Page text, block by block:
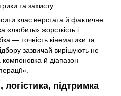
та захисту.
клас верстата й фактичне
«любить» жорсткість і
— точність кінематики та
зазвичай вирішують не
й діапазон
логістика, підтримка